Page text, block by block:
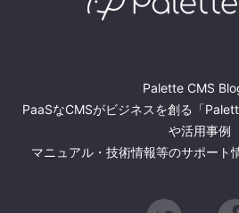
Palette CMS
PaaSなCMSがビジネスを創る「
や活用事例
マニュアル・技術情報等のサポート
Twitter